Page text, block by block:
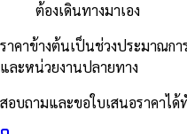
ต้องเดินทางมาเอง
ราคาข้างต้นเป็นช่วงประมาณก
และหน่วยงานปลายทาง
สอบถามและขอใบเสนอราคาไ